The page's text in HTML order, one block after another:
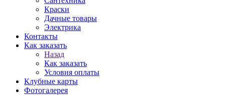
Краски
Дачные товары
Электрика
Контакты
Как заказать
Назад
Как заказать
Условия оплаты
Клубные карты
Фотогалерея